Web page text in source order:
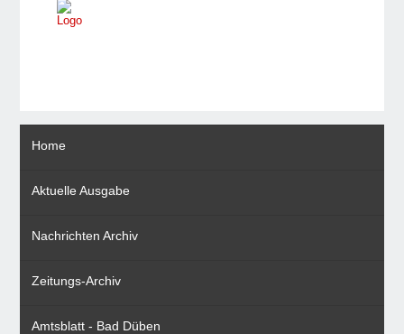
Home
Aktuelle Ausgabe
Nachrichten Archiv
Zeitungs-Archiv
Amtsblatt - Bad Düben